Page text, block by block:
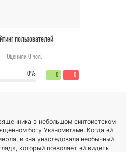
пользователей:
Оценили:0чел.
0% 0 0
в небольшом синтоистском
богу Уканомитаме. Когда ей
и она унаследовала необычный
который позволяет ей видеть